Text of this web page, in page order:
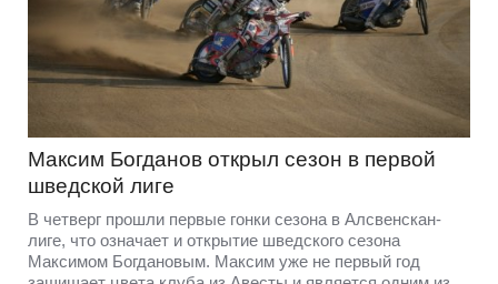
Максим Богданов открыл сезон в первой
шведской лиге
В четверг прошли первые гонки сезона в Алсвенскан-
лиге, что означает и открытие шведского сезона
Максимом Богдановым. Максим уже не первый год